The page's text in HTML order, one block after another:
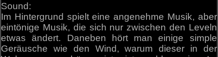
Sound:
Im Hintergrund spielt eine angenehme Musik, aber
eintönige Musik, die sich nur zwischen den Leveln
etwas ändert. Daneben hört man einige simple
Geräusche wie den Wind, warum dieser in der